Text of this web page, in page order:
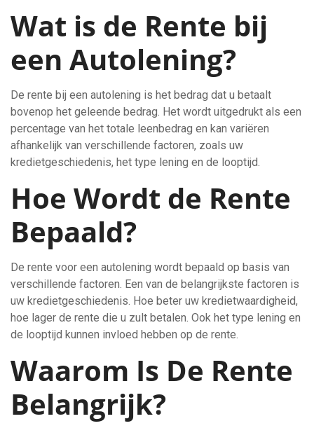
Wat is de Rente bij
een Autolening?
De rente bij een autolening is het bedrag dat u betaalt
bovenop het geleende bedrag. Het wordt uitgedrukt als een
percentage van het totale leenbedrag en kan variëren
afhankelijk van verschillende factoren, zoals uw
kredietgeschiedenis, het type lening en de looptijd.
Hoe Wordt de Rente
Bepaald?
De rente voor een autolening wordt bepaald op basis van
verschillende factoren. Een van de belangrijkste factoren is
uw kredietgeschiedenis. Hoe beter uw kredietwaardigheid,
hoe lager de rente die u zult betalen. Ook het type lening en
de looptijd kunnen invloed hebben op de rente.
Waarom Is De Rente
Belangrijk?